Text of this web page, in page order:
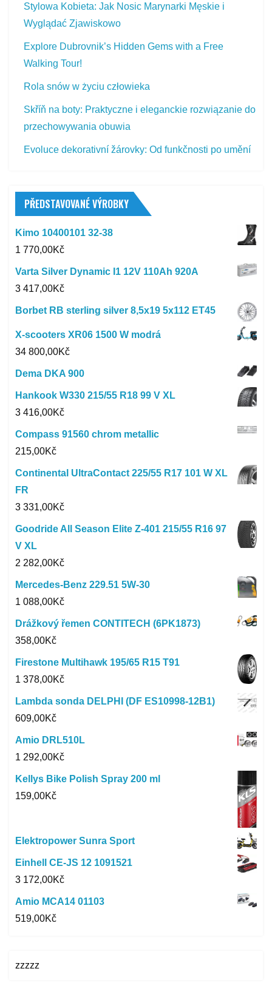
Stylowa Kobieta: Jak Nosic Marynarki Męskie i
Wyglądać Zjawiskowo
Explore Dubrovnik’s Hidden Gems with a Free
Walking Tour!
Rola snów w życiu człowieka
Skříň na boty: Praktyczne i eleganckie rozwiązanie do
przechowywania obuwia
Evoluce dekorativní žárovky: Od funkčnosti po umění
PŘEDSTAVOVANÉ VÝROBKY
Kimo 10400101 32-38
1 770,00Kč
Varta Silver Dynamic I1 12V 110Ah 920A
3 417,00Kč
Borbet RB sterling silver 8,5x19 5x112 ET45
X-scooters XR06 1500 W modrá
34 800,00Kč
Dema DKA 900
Hankook W330 215/55 R18 99 V XL
3 416,00Kč
Compass 91560 chrom metallic
215,00Kč
Continental UltraContact 225/55 R17 101 W XL
FR
3 331,00Kč
Goodride All Season Elite Z-401 215/55 R16 97
V XL
2 282,00Kč
Mercedes-Benz 229.51 5W-30
1 088,00Kč
Drážkový řemen CONTITECH (6PK1873)
358,00Kč
Firestone Multihawk 195/65 R15 T91
1 378,00Kč
Lambda sonda DELPHI (DF ES10998-12B1)
609,00Kč
Amio DRL510L
1 292,00Kč
Kellys Bike Polish Spray 200 ml
159,00Kč
Elektropower Sunra Sport
Einhell CE-JS 12 1091521
3 172,00Kč
Amio MCA14 01103
519,00Kč
zzzzz